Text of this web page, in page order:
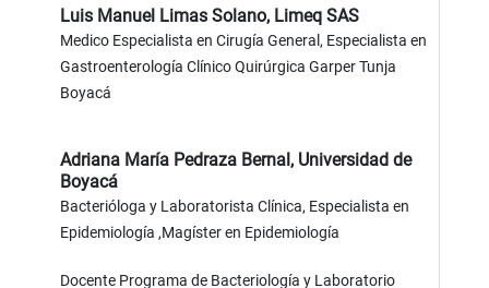
Luis Manuel Limas Solano, Limeq SAS
Medico Especialista en Cirugía General, Especialista en
Gastroenterología Clínico Quirúrgica Garper Tunja
Boyacá
Adriana María Pedraza Bernal, Universidad de
Boyacá
Bacterióloga y Laboratorista Clínica, Especialista en
Epidemiología ,Magíster en Epidemiología
Docente Programa de Bacteriología y Laboratorio